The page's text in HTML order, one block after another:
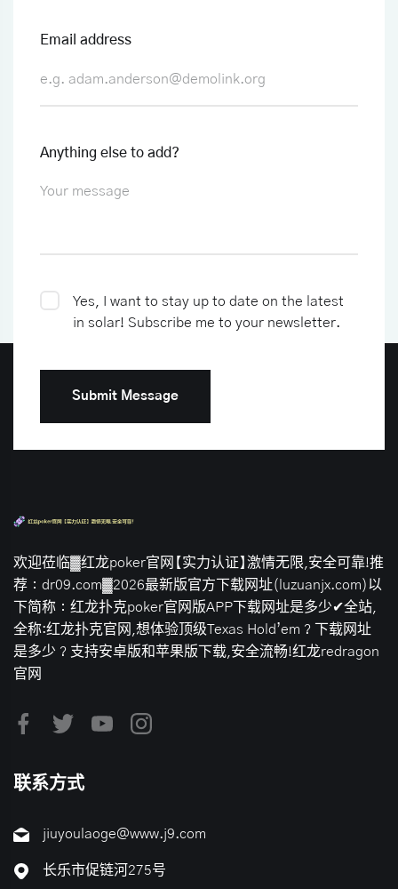
Email address
Anything else to add?
Yes, I want to stay up to date on the latest
in solar! Subscribe me to your newsletter.
Submit Message
欢迎莅临▓红龙poker官网【实力认证】激情无限,安全可靠!推
荐：dr09.com▓2026最新版官方下载网址(luzuanjx.com)以
下简称：红龙扑克poker官网版APP下载网址是多少✔全站,
全称:红龙扑克官网,想体验顶级Texas Hold’em？下载网址
是多少？支持安卓版和苹果版下载,安全流畅!红龙redragon
官网
联系方式
jiuyoulaoge@www.j9.com
长乐市促链河275号